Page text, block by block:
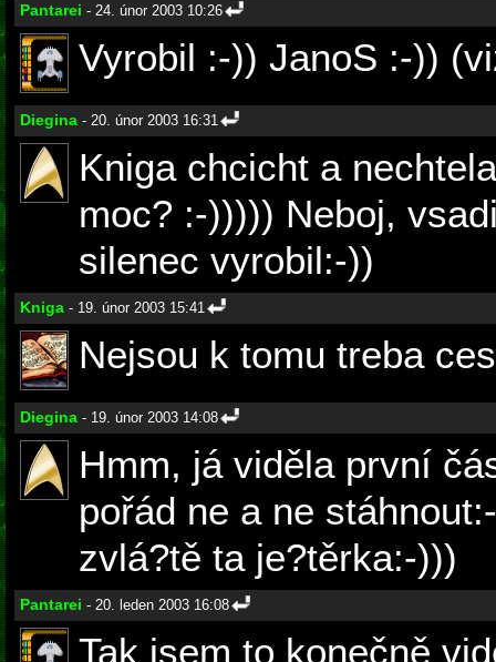
Pantarei - 24. únor 2003 10:26
Vyrobil :-)) JanoS :-))
Diegina - 20. únor 2003 16:31
Kniga chcicht a
moc? :-))))) Neboj,
silenec vyrobil:-))
Kniga - 19. únor 2003 15:41
Nejsou k tomu treba
Diegina - 19. únor 2003 14:08
Hmm, já viděla první
pořád ne a ne
zvlá?tě ta je?těrka:-)))
Pantarei - 20. leden 2003 16:08
Tak jsem to konečně